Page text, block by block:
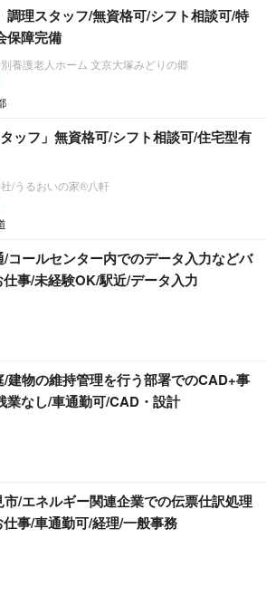
調理スタッフ/無資格可/シフト相談可/特
保障完備
養護老人ホーム 文京大塚みどりの郷
タッフ」無資格可/シフト相談可/住宅型有
/うるおいの家®八軒
コールセンター内でのデータ入力などバ
事/未経験OK/駅近/データ入力
/建物の維持管理を行う部署でのCAD+事
業なし/車通勤可/CAD・設計
市/エネルギー関連企業での伝票仕訳処理
事/車通勤可/経理/一般事務